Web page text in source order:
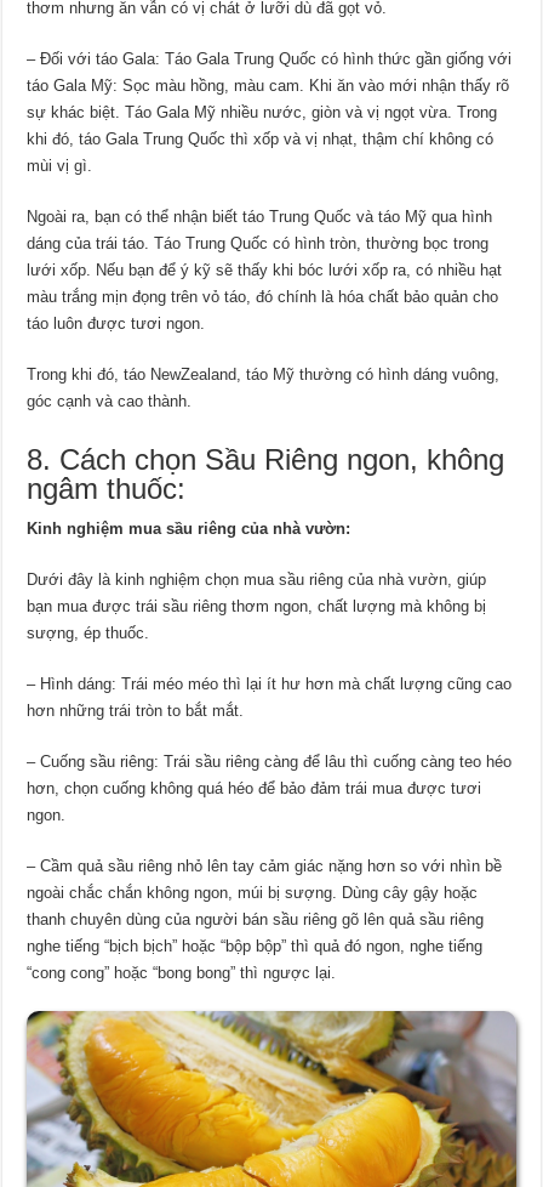
thơm nhưng ăn vẫn có vị chát ở lưỡi dù đã gọt vỏ.
– Đối với táo Gala: Táo Gala Trung Quốc có hình thức gần giống với
táo Gala Mỹ: Sọc màu hồng, màu cam. Khi ăn vào mới nhận thấy rõ
sự khác biệt. Táo Gala Mỹ nhiều nước, giòn và vị ngọt vừa. Trong
khi đó, táo Gala Trung Quốc thì xốp và vị nhạt, thậm chí không có
mùi vị gì.
Ngoài ra, bạn có thể nhận biết táo Trung Quốc và táo Mỹ qua hình
dáng của trái táo. Táo Trung Quốc có hình tròn, thường bọc trong
lưới xốp. Nếu bạn để ý kỹ sẽ thấy khi bóc lưới xốp ra, có nhiều hạt
màu trắng mịn đọng trên vỏ táo, đó chính là hóa chất bảo quản cho
táo luôn được tươi ngon.
Trong khi đó, táo NewZealand, táo Mỹ thường có hình dáng vuông,
góc cạnh và cao thành.
8. Cách chọn Sầu Riêng ngon, không
ngâm thuốc:
Kinh nghiệm mua sầu riêng của nhà vườn:
Dưới đây là kinh nghiệm chọn mua sầu riêng của nhà vườn, giúp
bạn mua được trái sầu riêng thơm ngon, chất lượng mà không bị
sượng, ép thuốc.
– Hình dáng: Trái méo méo thì lại ít hư hơn mà chất lượng cũng cao
hơn những trái tròn to bắt mắt.
– Cuống sầu riêng: Trái sầu riêng càng để lâu thì cuống càng teo héo
hơn, chọn cuống không quá héo để bảo đảm trái mua được tươi
ngon.
– Cầm quả sầu riêng nhỏ lên tay cảm giác nặng hơn so với nhìn bề
ngoài chắc chắn không ngon, múi bị sượng. Dùng cây gậy hoặc
thanh chuyên dùng của người bán sầu riêng gõ lên quả sầu riêng
nghe tiếng “bịch bịch” hoặc “bộp bộp” thì quả đó ngon, nghe tiếng
“cong cong” hoặc “bong bong” thì ngược lại.